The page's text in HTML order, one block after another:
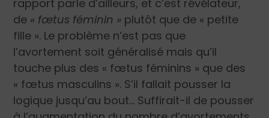
rapport parle d’ailleurs, et c’est révélateur,
de « fœtus féminin » plutôt que de « petite
fille ». Le problème n’est pas que
l’avortement soit généralisé mais qu’il
touche plus des « fœtus féminins » que des
« fœtus masculins ». S’il fallait pousser la
logique jusqu’au bout… Suffirait-il de pousser